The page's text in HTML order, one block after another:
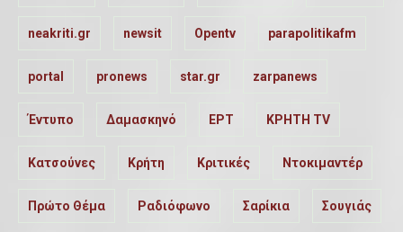
neakriti.gr newsit Opentv parapolitikafm
portal pronews star.gr zarpanews
Έντυπο Δαμασκηνό ΕΡΤ ΚΡΗΤΗ TV
Κατσούνες Κρήτη Κριτικές Ντοκιμαντέρ
Πρώτο Θέμα Ραδιόφωνο Σαρίκια Σουγιάς